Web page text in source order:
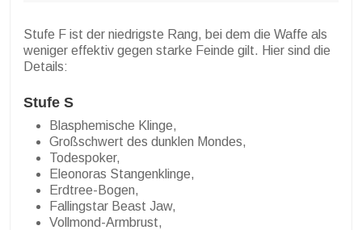
Stufe F ist der niedrigste Rang, bei dem die Waffe als
weniger effektiv gegen starke Feinde gilt. Hier sind die
Details:
Stufe S
Blasphemische Klinge,
Großschwert des dunklen Mondes,
Todespoker,
Eleonoras Stangenklinge,
Erdtree-Bogen,
Fallingstar Beast Jaw,
Vollmond-Armbrust,